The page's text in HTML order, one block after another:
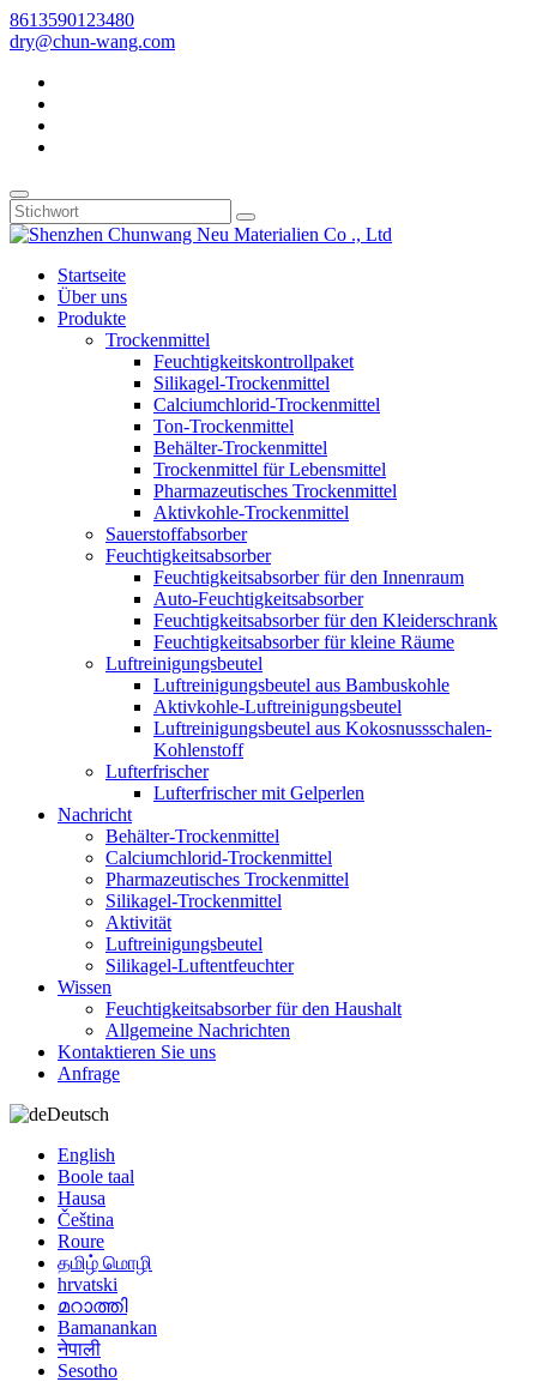
8613590123480
dry@chun-wang.com
Startseite
Über uns
Produkte
Trockenmittel
Feuchtigkeitskontrollpaket
Silikagel-Trockenmittel
Calciumchlorid-Trockenmittel
Ton-Trockenmittel
Behälter-Trockenmittel
Trockenmittel für Lebensmittel
Pharmazeutisches Trockenmittel
Aktivkohle-Trockenmittel
Sauerstoffabsorber
Feuchtigkeitsabsorber
Feuchtigkeitsabsorber für den Innenraum
Auto-Feuchtigkeitsabsorber
Feuchtigkeitsabsorber für den Kleiderschrank
Feuchtigkeitsabsorber für kleine Räume
Luftreinigungsbeutel
Luftreinigungsbeutel aus Bambuskohle
Aktivkohle-Luftreinigungsbeutel
Luftreinigungsbeutel aus Kokosnussschalen-
Kohlenstoff
Lufterfrischer
Lufterfrischer mit Gelperlen
Nachricht
Behälter-Trockenmittel
Calciumchlorid-Trockenmittel
Pharmazeutisches Trockenmittel
Silikagel-Trockenmittel
Aktivität
Luftreinigungsbeutel
Silikagel-Luftentfeuchter
Wissen
Feuchtigkeitsabsorber für den Haushalt
Allgemeine Nachrichten
Kontaktieren Sie uns
Anfrage
Deutsch
English
Boole taal
Hausa
Čeština
Roure
தமிழ் மொழி
hrvatski
മറാത്തി
Bamanankan
नेपाली
Sesotho